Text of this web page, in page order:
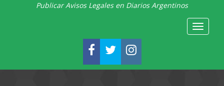
Publicar Avisos Legales en Diarios Argentinos
Toggle
FACEBOOKTWITTERINSTAGRAM